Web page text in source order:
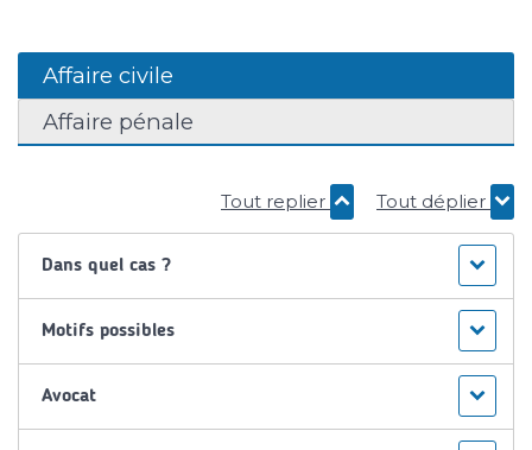
Affaire civile
Affaire pénale
Tout replier Tout déplier
Dans quel cas ?
Motifs possibles
Avocat